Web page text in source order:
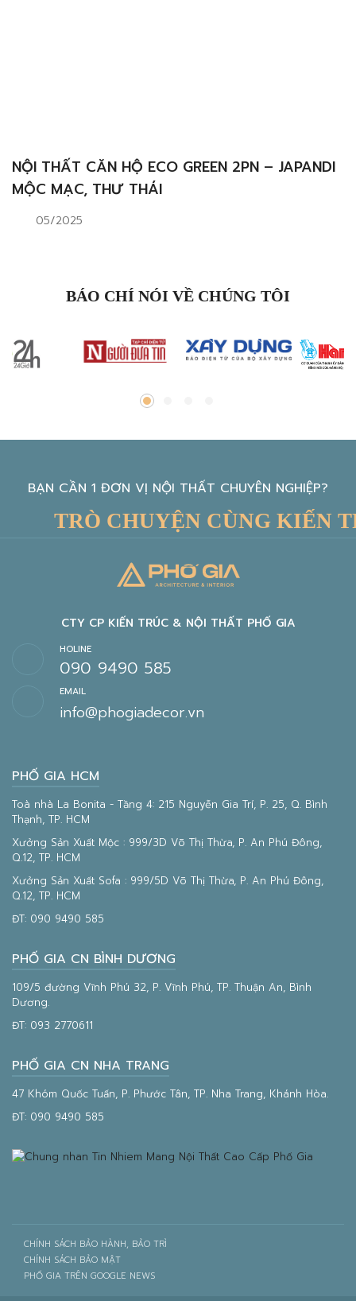
NỘI THẤT CĂN HỘ ECO GREEN 2PN – JAPANDI
MỘC MẠC, THƯ THÁI
05/2025
BÁO CHÍ NÓI VỀ CHÚNG TÔI
BẠN CẦN 1 ĐƠN VỊ NỘI THẤT CHUYÊN NGHIỆP?
TRÒ CHUYỆN CÙNG KIẾN
HOLINE
090 9490 585
CTY CP KIẾN TRÚC & NỘI THẤT PHỐ GIA
EMAIL
info@phogiadecor.vn
PHỐ GIA HCM
Toà nhà La Bonita - Tầng 4: 215 Nguyễn Gia Trí, P. 25, Q. Bình
Thạnh, TP. HCM
Xưởng Sản Xuất Mộc : 999/3D Võ Thị Thừa, P. An Phú Đông,
Q.12, TP. HCM
Xưởng Sản Xuất Sofa : 999/5D Võ Thị Thừa, P. An Phú Đông,
Q.12, TP. HCM
ĐT: 090 9490 585
PHỐ GIA CN BÌNH DƯƠNG
109/5 đường Vĩnh Phú 32, P. Vĩnh Phú, TP. Thuận An, Bình
Dương.
ĐT: 093 2770611
PHỐ GIA CN NHA TRANG
47 Khóm Quốc Tuấn, P. Phước Tân, TP. Nha Trang, Khánh Hòa.
ĐT: 090 9490 585
CHÍNH SÁCH BẢO HÀNH, BẢO TRÌ
CHÍNH SÁCH BẢO MẬT
PHỐ GIA TRÊN GOOGLE NEWS